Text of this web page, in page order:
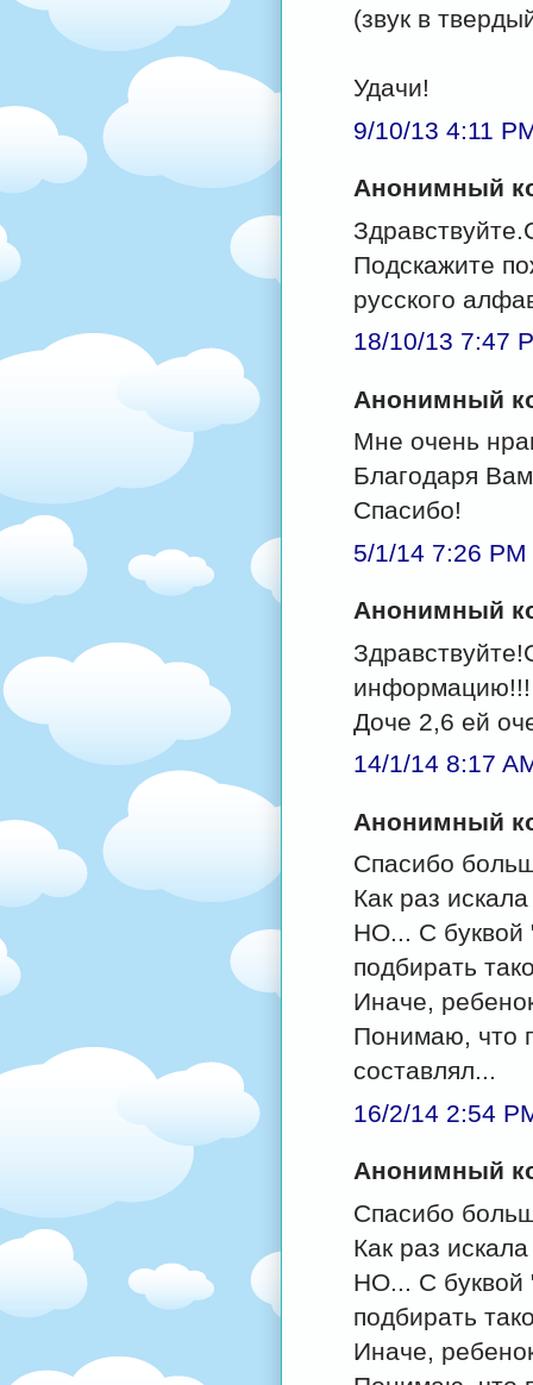
(звук в
Удачи!
9/10/13 4:11
Анонимный
Подскажите
русского
18/10/13 7:47
Анонимный
Мне очень
Благодаря
Спасибо!
5/1/14 7:26 PM
Анонимный
информацию!!!
Доче 2,6 ей
14/1/14 8:17
Анонимный
Спасибо
Как раз
НО... С буквой
подбирать
Иначе,
Понимаю, что
составлял...
16/2/14 2:54
Анонимный
Спасибо
Как раз
НО... С буквой
подбирать
Иначе,